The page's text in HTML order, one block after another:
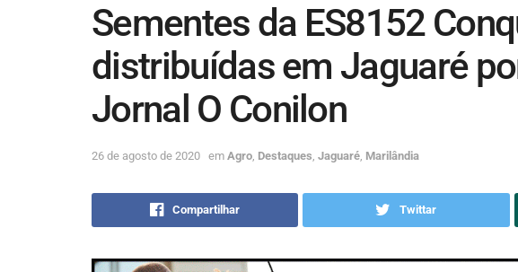
Sementes da ES8152
distribuídas em Jaguaré
Jornal O Conilon
26 de agosto de 2020 em Agro Destaques Jaguaré Marilândia
Compartilhar Twittar